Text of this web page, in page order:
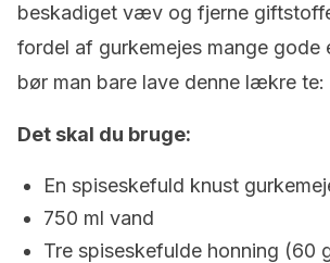
beskadiget væv og fjerne
fordel af gurkemejes mange gode
bør man bare lave denne lækre te:
Det skal du bruge:
En spiseskefuld knust
750 ml vand
Tre spiseskefulde honning (60